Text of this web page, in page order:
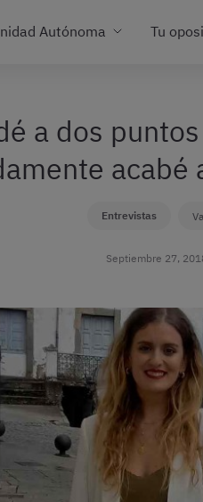
Autónoma Tu
a dos
acabé
Entrevistas
Septiembre 27,